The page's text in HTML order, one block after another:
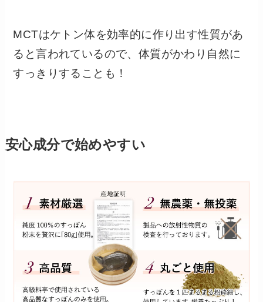
MCTはケトン体を効率的に作り出す性質があ
ると言われているので、体質がかわり自然に
すっきりすることも！
安心成分で始めやすい